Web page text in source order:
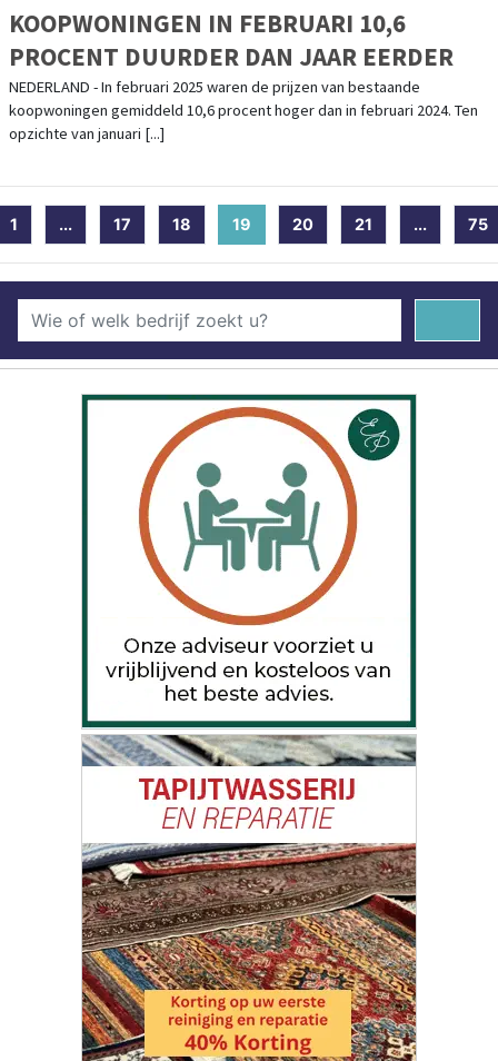
KOOPWONINGEN IN FEBRUARI 10,6
PROCENT DUURDER DAN JAAR EERDER
NEDERLAND - In februari 2025 waren de prijzen van bestaande
koopwoningen gemiddeld 10,6 procent hoger dan in februari 2024. Ten
opzichte van januari [...]
1 ... 17 18 19 (current)
20 21 ... 75